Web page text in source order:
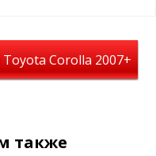
Corolla 2007+
также